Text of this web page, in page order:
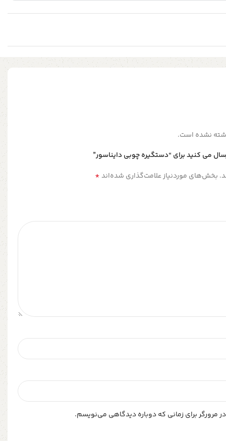
نشده است.
می کنید برای “دستگیره چوبی دایناسور”
بخش‌های موردنیاز علامت‌گذاری شده‌اند*
مرورگر برای زمانی که دوباره دیدگاهی می‌نویسم.